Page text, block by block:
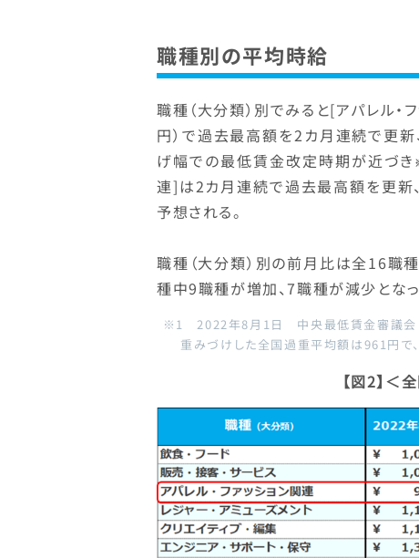
職種別の平均時給
職種（大分類）別でみると[アパレル・
円）で過去最高額を2カ月連続で更
げ幅での最低賃金改定時期が近づき
連]は2カ月連続で過去最高額を更新
予想される。
職種（大分類）別の前月比は全16職
種中9職種が増加、7職種が減少となっ
※1 2022年8月1日 中央最低賃金審議会
重みづけした全国過重平均額は961円で
【図2】＜